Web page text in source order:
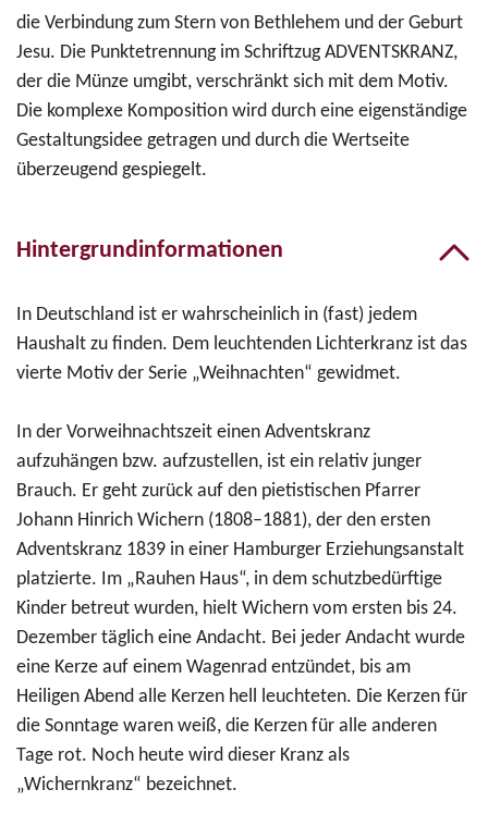
die Verbindung zum Stern von Bethlehem und der Geburt
Jesu. Die Punktetrennung im Schriftzug ADVENTSKRANZ,
der die Münze umgibt, verschränkt sich mit dem Motiv.
Die komplexe Komposition wird durch eine eigenständige
Gestaltungsidee getragen und durch die Wertseite
überzeugend gespiegelt.
Hintergrundinformationen
In Deutschland ist er wahrscheinlich in (fast) jedem
Haushalt zu finden. Dem leuchtenden Lichterkranz ist das
vierte Motiv der Serie „Weihnachten“ gewidmet.
In der Vorweihnachtszeit einen Adventskranz
aufzuhängen bzw. aufzustellen, ist ein relativ junger
Brauch. Er geht zurück auf den pietistischen Pfarrer
Johann Hinrich Wichern (1808–1881), der den ersten
Adventskranz 1839 in einer Hamburger Erziehungsanstalt
platzierte. Im „Rauhen Haus“, in dem schutzbedürftige
Kinder betreut wurden, hielt Wichern vom ersten bis 24.
Dezember täglich eine Andacht. Bei jeder Andacht wurde
eine Kerze auf einem Wagenrad entzündet, bis am
Heiligen Abend alle Kerzen hell leuchteten. Die Kerzen für
die Sonntage waren weiß, die Kerzen für alle anderen
Tage rot. Noch heute wird dieser Kranz als
„Wichernkranz“ bezeichnet.